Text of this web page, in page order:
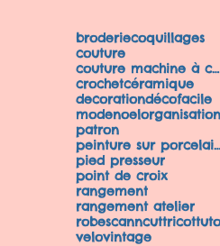
broderiecoquillages
couture
couture machine à coudre
crochetcéramique
decorationdécofacile
modenoelorganisation
patron
peinture sur porcelaine
pied presseur
point de croix
rangement
rangement atelier
robescanncuttricottuto
velovintage